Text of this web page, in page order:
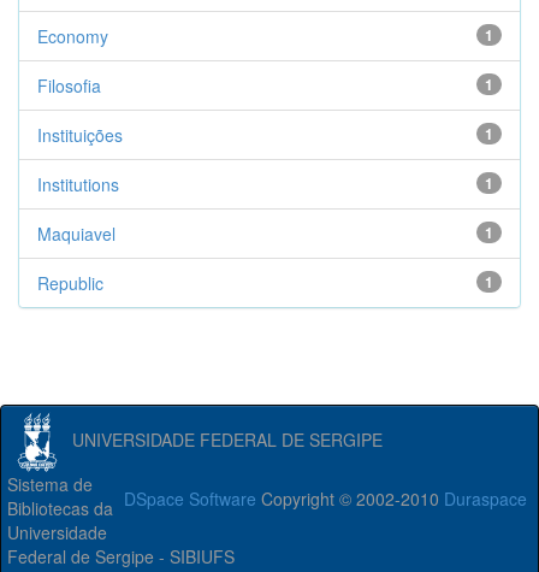
1
Economy
1
Filosofia
1
Instituições
1
Institutions
1
Maquiavel
1
Republic
UNIVERSIDADE FEDERAL DE SERGIPE
DSpace Software Copyright © 2002-2010 Duraspace
Sistema de
Bibliotecas da
Universidade
Federal de Sergipe - SIBIUFS